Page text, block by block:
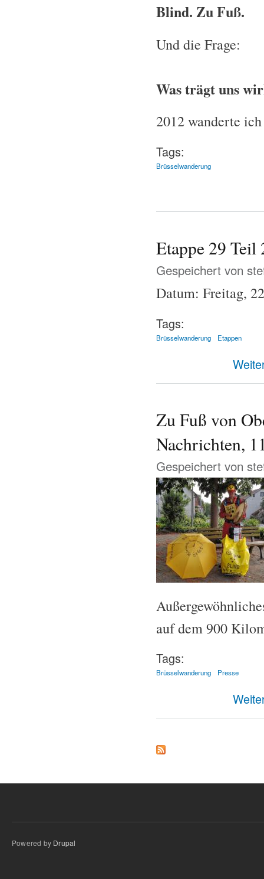
Blind. Zu Fuß.
Und die Frage:
Was trägt uns
2012 wanderte
Tags:
Brüsselwanderung
Etappe 29
Gespeichert von
Datum: Freitag,
Tags:
Brüsselwanderung Etappen
Zu Fuß von
Nachrichten,
Gespeichert von
auf dem 900
Tags:
Brüsselwanderung Presse
Powered by Drupal